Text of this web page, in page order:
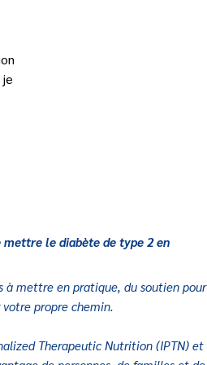
le diabète de type 2 en
à mettre en pratique, du soutien pour
propre chemin.
Therapeutic Nutrition (IPTN) et